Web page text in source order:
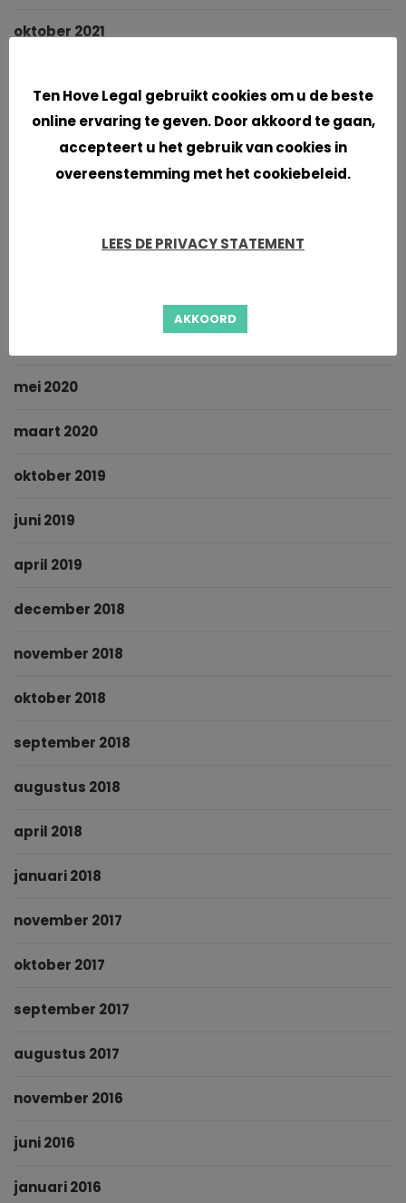
oktober 2021
juni 2021
mei 2020
maart 2020
oktober 2019
juni 2019
april 2019
december 2018
november 2018
oktober 2018
september 2018
augustus 2018
april 2018
januari 2018
november 2017
oktober 2017
september 2017
augustus 2017
november 2016
juni 2016
januari 2016
Ten Hove Legal gebruikt cookies om u de beste
online ervaring te geven. Door akkoord te gaan,
accepteert u het gebruik van cookies in
overeenstemming met het cookiebeleid.
LEES DE PRIVACY STATEMENT
AKKOORD